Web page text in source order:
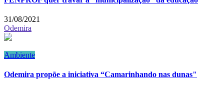
31/08/2021
Odemira
Ambiente
Odemira propõe a iniciativa “Camarinhando nas dunas"